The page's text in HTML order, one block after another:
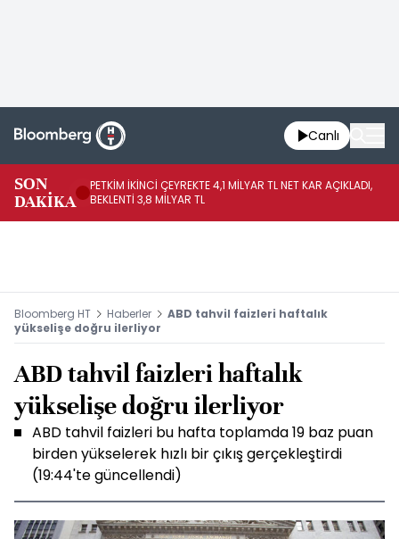
Canlı
SON
DAKİKA
PETKİM İKİNCİ ÇEYREKTE 4,1 MİLYAR TL NET KAR AÇIKLADI,
BEKLENTİ 3,8 MİLYAR TL
Bloomberg HT Haberler
ABD tahvil faizleri haftalık
yükselişe doğru ilerliyor
ABD tahvil faizleri haftalık
yükselişe doğru ilerliyor
ABD tahvil faizleri bu hafta toplamda 19 baz puan
birden yükselerek hızlı bir çıkış gerçekleştirdi
(19:44'te güncellendi)